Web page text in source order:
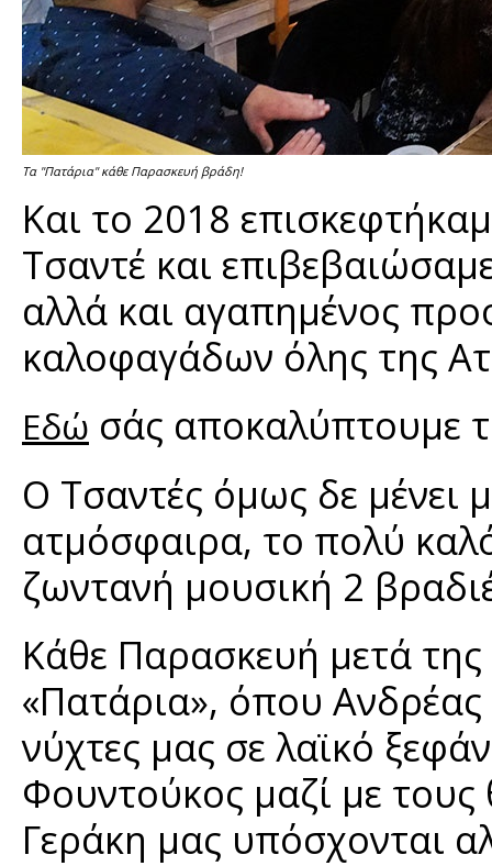
Τα "Πατάρια" κάθε Παρασκευή βράδη!
Και το 2018
Τσαντέ και
αλλά και αγαπημένος
καλοφαγάδων όλης της
Εδώ σάς αποκαλύπτουμε
Ο Τσαντές όμως δε
ατμόσφαιρα, το πολύ
ζωντανή μουσική 2
Κάθε Παρασκευή μετά
«Πατάρια», όπου
νύχτες μας σε λαϊκό
Φουντούκος μαζί με
Γεράκη μας υπόσχονται